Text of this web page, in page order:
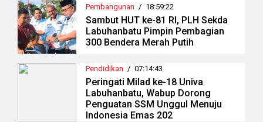
Pembangunan / 18:59:22
Sambut HUT ke-81 RI, PLH Sekda
Labuhanbatu Pimpin Pembagian
300 Bendera Merah Putih
Pendidikan / 07:14:43
Peringati Milad ke-18 Univa
Labuhanbatu, Wabup Dorong
Penguatan SSM Unggul Menuju
Indonesia Emas 202